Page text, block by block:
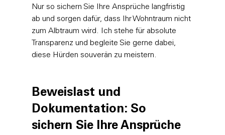
Nur so sichern Sie Ihre Ansprüche langfristig
ab und sorgen dafür, dass Ihr Wohntraum nicht
zum Albtraum wird. Ich stehe für absolute
Transparenz und begleite Sie gerne dabei,
diese Hürden souverän zu meistern.
Beweislast und
Dokumentation: So
sichern Sie Ihre Ansprüche